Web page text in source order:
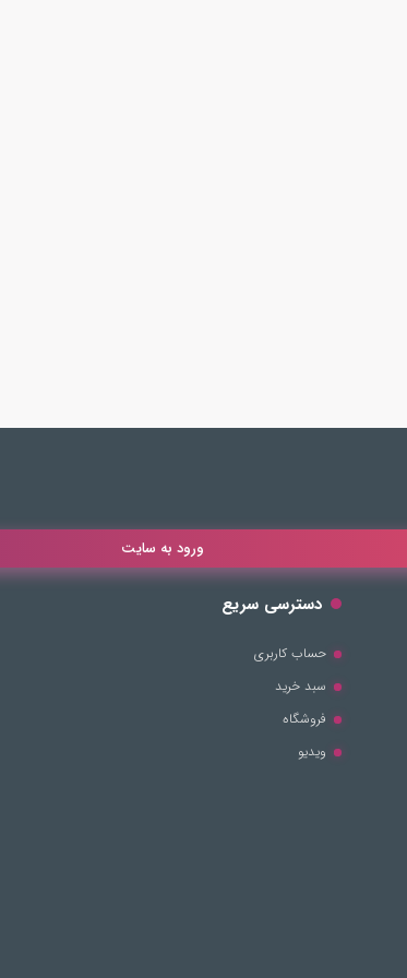
ورود به سایت
دسترسی سریع
حساب کاربری
سبد خرید
فروشگاه
ویدیو